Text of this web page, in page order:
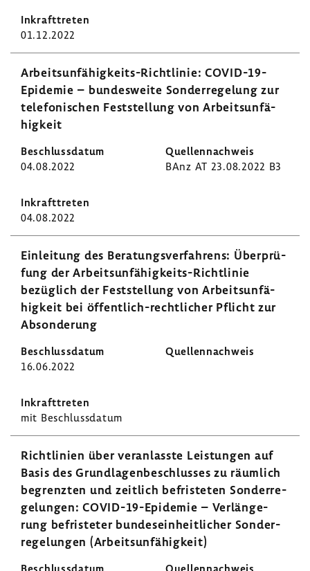
01.12.2022
Arbeitsunfähigkeits-​Richtlinie: COVID-​19-
Epidemie – bundes­weite Sonder­re­ge­lung zur
tele­fo­ni­schen Fest­stel­lung von Arbeits­un­fä­
hig­keit
04.08.2022 BAnz AT 23.08.2022 B3
04.08.2022
Einlei­tung des Bera­tungs­ver­fah­rens: Über­prü­
fung der Arbeitsunfähigkeits-​Richtlinie
bezüg­lich der Fest­stel­lung von Arbeits­un­fä­
hig­keit bei öffentlich-​rechtlicher Pflicht zur
Abson­de­rung
16.06.2022
mit Beschluss­datum
Richt­li­nien über veran­lasste Leis­tungen auf
Basis des Grund­la­gen­be­schlusses zu räum­lich
begrenzten und zeit­lich befris­teten Sonder­re­
ge­lungen: COVID-​19-Epidemie – Verlän­ge­
rung befris­teter bundes­ein­heit­li­cher Sonder­
re­ge­lungen (Arbeits­un­fä­hig­keit)